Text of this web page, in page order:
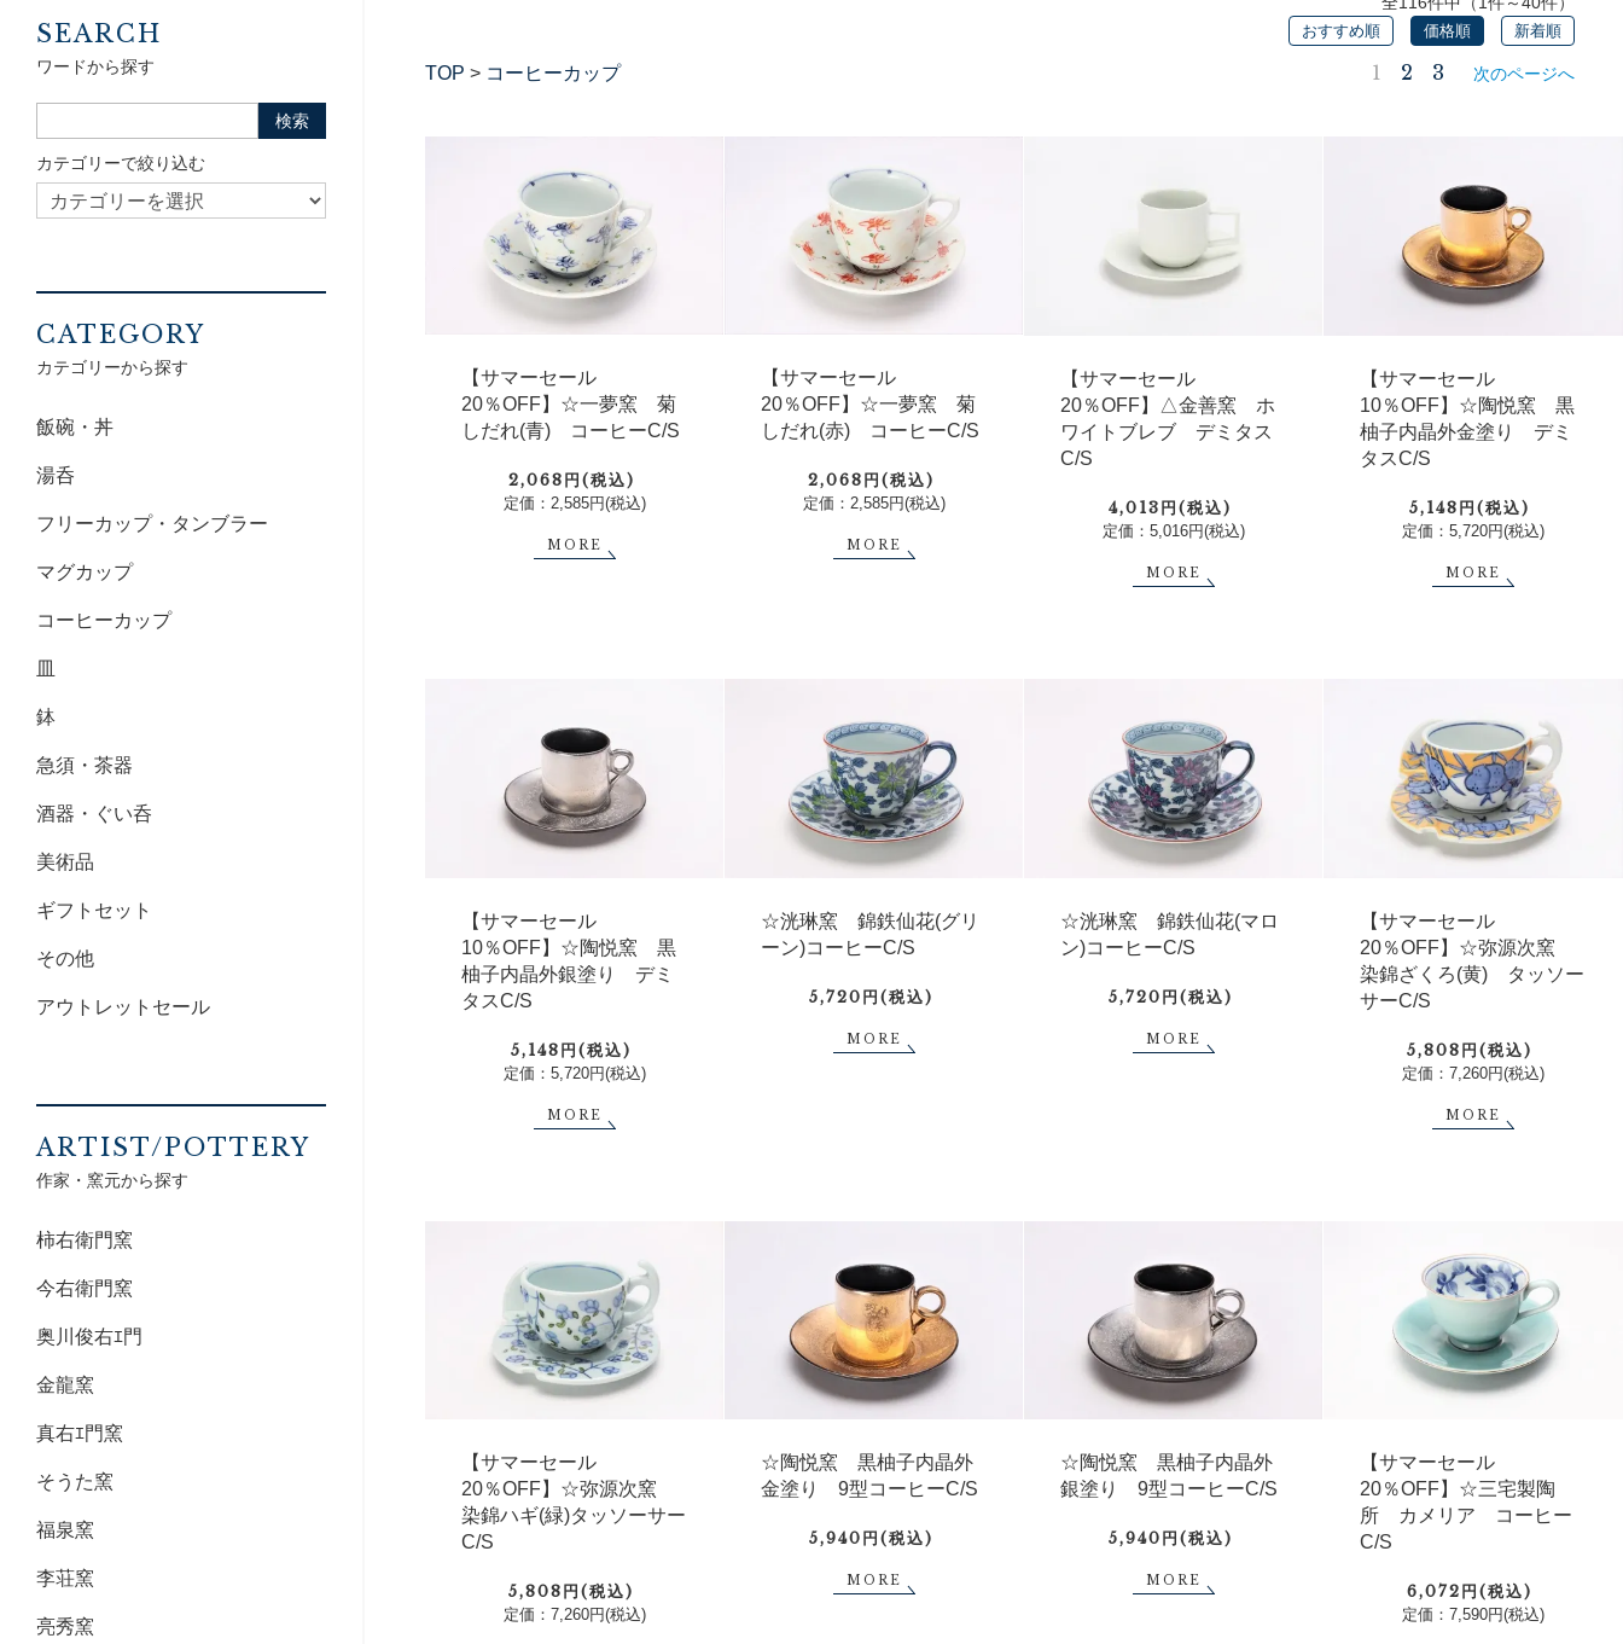
TOP > コーヒーカップ
おすすめ順 価格順 新着順
1 2 3 次のページへ
【サマーセール
20％OFF】☆一夢窯 菊
しだれ(青) コーヒーC/S
2,068円(税込)
定価：2,585円(税込)
MORE
【サマーセール
20％OFF】☆一夢窯 菊
しだれ(赤) コーヒーC/S
2,068円(税込)
定価：2,585円(税込)
MORE
【サマーセール
20％OFF】△金善窯 ホ
ワイトブレブ デミタス
C/S
4,013円(税込)
定価：5,016円(税込)
MORE
【サマーセール
10％OFF】☆陶悦窯 黒
柚子内晶外金塗り デミ
タスC/S
5,148円(税込)
定価：5,720円(税込)
MORE
【サマーセール
10％OFF】☆陶悦窯 黒
柚子内晶外銀塗り デミ
タスC/S
5,148円(税込)
定価：5,720円(税込)
MORE
☆洸琳窯 錦鉄仙花(グリ
ーン)コーヒーC/S
5,720円(税込)
MORE
☆洸琳窯 錦鉄仙花(マロ
ン)コーヒーC/S
5,720円(税込)
MORE
【サマーセール
20％OFF】☆弥源次窯
染錦ざくろ(黄) タッソー
サーC/S
5,808円(税込)
定価：7,260円(税込)
MORE
【サマーセール
20％OFF】☆弥源次窯
染錦ハギ(緑)タッソーサー
C/S
5,808円(税込)
定価：7,260円(税込)
☆陶悦窯 黒柚子内晶外
金塗り 9型コーヒーC/S
5,940円(税込)
MORE
☆陶悦窯 黒柚子内晶外
銀塗り 9型コーヒーC/S
5,940円(税込)
MORE
【サマーセール
20％OFF】☆三宅製陶
所 カメリア コーヒー
C/S
6,072円(税込)
定価：7,590円(税込)
SEARCH
ワードから探す
カテゴリーで絞り込む
CATEGORY
カテゴリーから探す
飯碗・丼
湯呑
フリーカップ・タンブラー
マグカップ
コーヒーカップ
皿
鉢
急須・茶器
酒器・ぐい呑
美術品
ギフトセット
その他
アウトレットセール
ARTIST/POTTERY
作家・窯元から探す
柿右衛門窯
今右衛門窯
奥川俊右ｴ門
金龍窯
真右ｴ門窯
そうた窯
福泉窯
李荘窯
亮秀窯